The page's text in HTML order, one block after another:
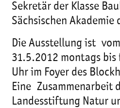
Sekretär der Klasse
Sächsischen Akademie
Die Ausstellung ist
31.5.2012 montags bis
Uhr im Foyer des
Eine Zusammenarbeit
Landesstiftung Natur